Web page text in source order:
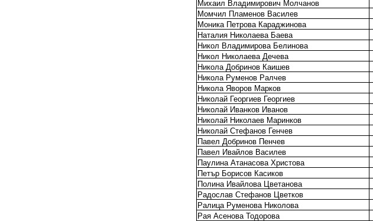
Михаил Владимирович Молчанов
Момчил Пламенов Василев
Моника Петрова Караджинова
Наталия Николаева Баева
Никол Владимирова Белинова
Никол Николаева Дечева
Никола Добринов Каишев
Никола Руменов Ралчев
Никола Яворов Марков
Николай Георгиев Георгиев
Николай Иванков Иванов
Николай Николаев Маринков
Николай Стефанов Генчев
Павел Добринов Пенчев
Павел Ивайлов Василев
Паулина Атанасова Христова
Петър Борисов Касиков
Полина Ивайлова Цветанова
Радослав Стефанов Цветков
Ралица Руменова Николова
Рая Асенова Тодорова